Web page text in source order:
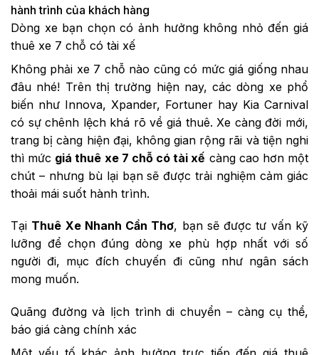
hành trình của khách hàng
Dòng xe bạn chọn có ảnh hưởng không nhỏ đến giá
thuê xe 7 chỗ có tài xế
Không phải xe 7 chỗ nào cũng có mức giá giống nhau
đâu nhé! Trên thị trường hiện nay, các dòng xe phổ
biến như Innova, Xpander, Fortuner hay Kia Carnival
có sự chênh lệch khá rõ về giá thuê. Xe càng đời mới,
trang bị càng hiện đại, không gian rộng rãi và tiện nghi
thì mức giá thuê xe 7 chỗ có tài xế càng cao hơn một
chút – nhưng bù lại bạn sẽ được trải nghiệm cảm giác
thoải mái suốt hành trình.
Tại Thuê Xe Nhanh Cần Thơ, bạn sẽ được tư vấn kỹ
lưỡng để chọn đúng dòng xe phù hợp nhất với số
người đi, mục đích chuyến đi cũng như ngân sách
mong muốn.
Quãng đường và lịch trình di chuyển – càng cụ thể,
báo giá càng chính xác